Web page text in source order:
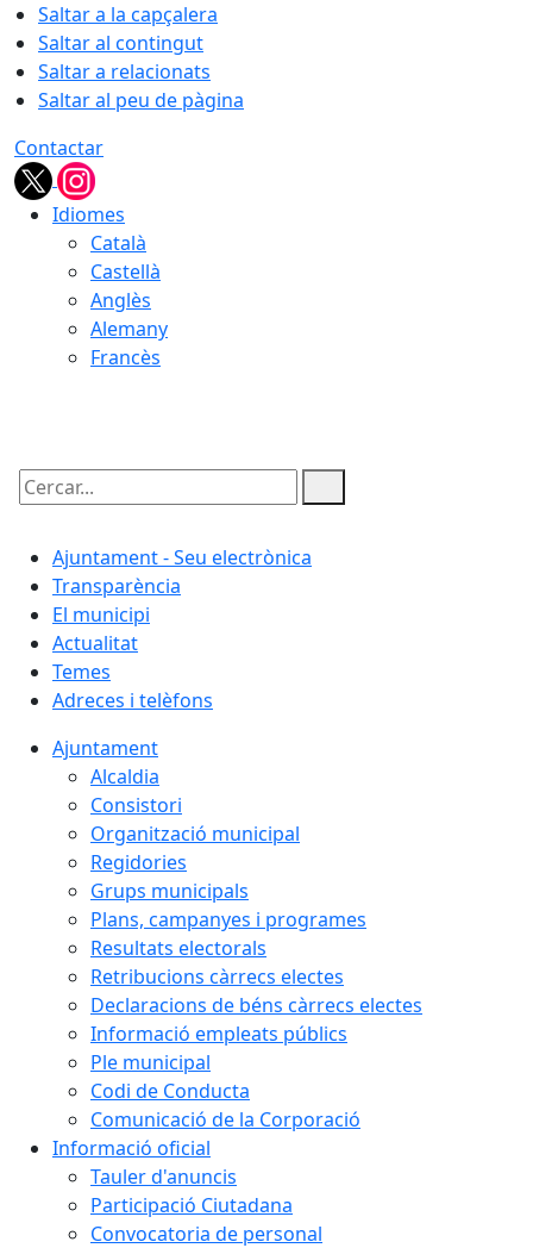
Saltar a la capçalera
Saltar al contingut
Saltar a relacionats
Saltar al peu de pàgina
Contactar
Idiomes
Català
Castellà
Anglès
Alemany
Francès
Cercar:
Ajuntament - Seu electrònica
Transparència
El municipi
Actualitat
Temes
Adreces i telèfons
Ajuntament
Alcaldia
Consistori
Organització municipal
Regidories
Grups municipals
Plans, campanyes i programes
Resultats electorals
Retribucions càrrecs electes
Declaracions de béns càrrecs electes
Informació empleats públics
Ple municipal
Codi de Conducta
Comunicació de la Corporació
Informació oficial
Tauler d'anuncis
Participació Ciutadana
Convocatoria de personal